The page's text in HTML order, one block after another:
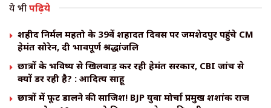
ये भीपढ़िये
शहीद निर्मल महतो के 39वें शहादत दिवस पर जमशेदपुर पहुंचे CM
हेमंत सोरेन, दी भावपूर्ण श्रद्धांजलि
छात्रों के भविष्य से खिलवाड़ कर रही हेमंत सरकार, CBI जांच से
क्यों डर रही है? : आदित्य साहू
छात्रों में फूट डालने की साजिश! BJP युवा मोर्चा प्रमुख शशांक राज